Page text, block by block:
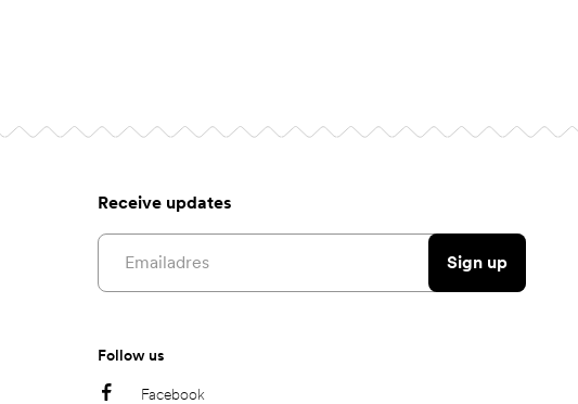
Receive updates
Email address
Sign up
Follow us
Facebook